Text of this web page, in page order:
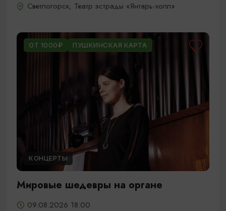
Светлогорск, Театр эстрады «Янтарь-холл»
ОТ 1000₽ ПУШКИНСКАЯ КАРТА
КОНЦЕРТЫ
Мировые шедевры на органе
09.08.2026 18:00